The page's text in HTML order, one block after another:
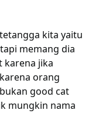
kita yaitu
memang dia
karena jika
orang
good cat
mungkin nama